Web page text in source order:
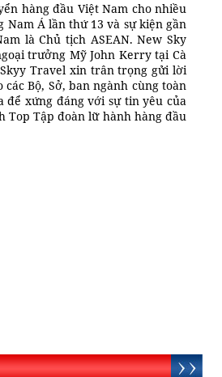
hàng đầu Việt Nam cho nhiều
Nam Á lần thứ 13 và sự kiện gần
là Chủ tịch ASEAN. New Sky
trưởng Mỹ John Kerry tại Cà
Travel xin trân trọng gửi lời
Bộ, Sở, ban ngành cùng toàn
để xứng đáng với sự tin yêu của
Top Tập đoàn lữ hành hàng đầu